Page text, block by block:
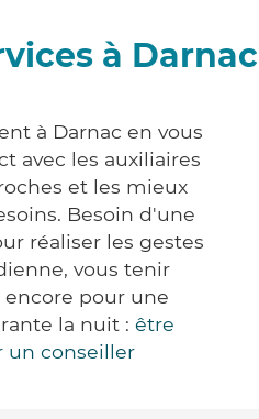
à Darnac
à Darnac en vous
avec les auxiliaires
et les mieux
Besoin d'une
réaliser les gestes
vous tenir
pour une
la nuit : être
un conseiller